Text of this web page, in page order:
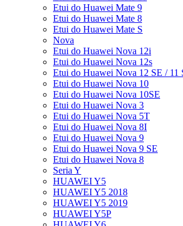
Etui do Huawei Mate 9
Etui do Huawei Mate 8
Etui do Huawei Mate S
Nova
Etui do Huawei Nova 12i
Etui do Huawei Nova 12s
Etui do Huawei Nova 12 SE / 11
Etui do Huawei Nova 10
Etui do Huawei Nova 10SE
Etui do Huawei Nova 3
Etui do Huawei Nova 5T
Etui do Huawei Nova 8I
Etui do Huawei Nova 9
Etui do Huawei Nova 9 SE
Etui do Huawei Nova 8
Seria Y
HUAWEI Y5
HUAWEI Y5 2018
HUAWEI Y5 2019
HUAWEI Y5P